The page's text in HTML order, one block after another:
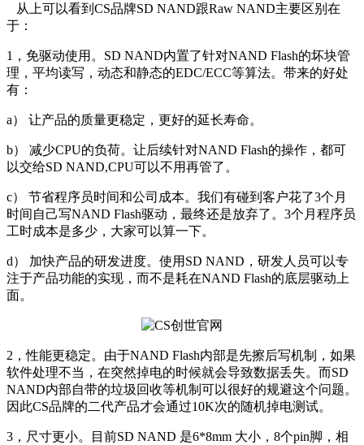
从上可以看到CS品牌SD NAND跟Raw NAND主要区别在
于：
1，免驱动使用。SD NAND内置了针对NAND Flash的坏块管
理，平均读写，动态和静态的EDC/ECC等算法。带来的好处
有：
a） 让产品的质量更稳定，更好的延长寿命。
b） 减少CPU的负荷。让后续针对NAND Flash的操作，都可
以交给SD NAND,CPU可以不用再管了。
c） 节省程序员时间和公司成本。我们有碰到客户花了3个月
时间自己写NAND Flash驱动，最终还是放弃了。3个月程序员
工时成本是多少，大家可以算一下。
d） 加快产品的研发进度。使用SD NAND，研发人员可以专
注于产品功能的实现，而不是耗在NAND Flash的底层驱动上
面。
2，性能更稳定。由于NAND Flash内部是先擦后写机制，如果
软件处理不当，在突然掉电的时候就会导致数据丢失。而SD
NAND内部自带的垃圾回收等机制可以很好的规避这个问题。
因此CS品牌的二代产品才会通过10K次的随机掉电测试。
3，尺寸更小。目前SD NAND 是6*8mm 大小，8个pin脚，相